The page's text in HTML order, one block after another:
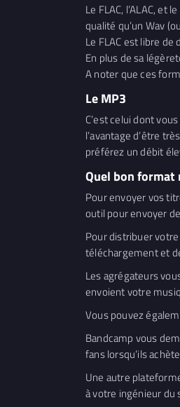
Le FLAC, l’ALAC,
qualité qu’un Wav
Le FLAC est libre
En plus de sa
A noter que ces
Le MP3
C’est celui dont
l’avantage d’être
préférez un débit
Quel bon format
Pour envoyer vos
outil pour envoyer
Pour distribuer
téléchargement et
Les agrégateurs
envoient votre
Vous pouvez
Bandcamp vous
fans lorsqu’ils
Une autre
à votre ingénieur du